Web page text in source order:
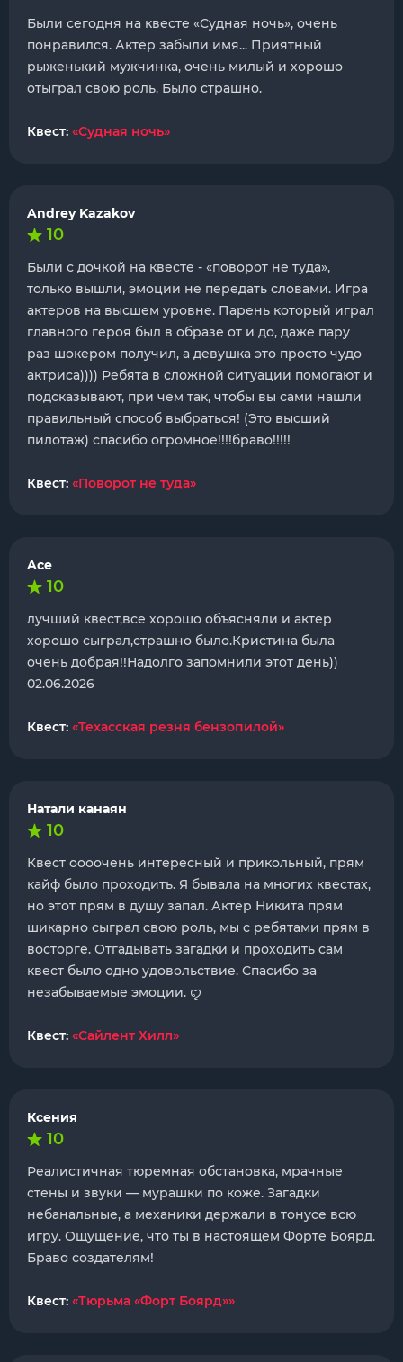
Были сегодня на квесте «Судная ночь», очень
понравился. Актёр забыли имя... Приятный
рыженький мужчинка, очень милый и хорошо
отыграл свою роль. Было страшно.
Квест: «Судная ночь»
Andrey Kazakov
10
Были с дочкой на квесте - «поворот не туда»,
только вышли, эмоции не передать словами. Игра
актеров на высшем уровне. Парень который играл
главного героя был в образе от и до, даже пару
раз шокером получил, а девушка это просто чудо
актриса)))) Ребята в сложной ситуации помогают и
подсказывают, при чем так, чтобы вы сами нашли
правильный способ выбраться! (Это высший
пилотаж) спасибо огромное!!!!браво!!!!!
Квест: «Поворот не туда»
Ace
10
лучший квест,все хорошо объясняли и актер
хорошо сыграл,страшно было.Кристина была
очень добрая!!Надолго запомнили этот день))
02.06.2026
Квест: «Техасская резня бензопилой»
Натали канаян
10
Квест оооочень интересный и прикольный, прям
кайф было проходить. Я бывала на многих квестах,
но этот прям в душу запал. Актёр Никита прям
шикарно сыграл свою роль, мы с ребятами прям в
восторге. Отгадывать загадки и проходить сам
квест было одно удовольствие. Спасибо за
незабываемые эмоции. ꨄ
Квест: «Сайлент Хилл»
Ксения
10
Реалистичная тюремная обстановка, мрачные
стены и звуки — мурашки по коже. Загадки
небанальные, а механики держали в тонусе всю
игру. Ощущение, что ты в настоящем Форте Боярд.
Браво создателям!
Квест: «Тюрьма «Форт Боярд»»